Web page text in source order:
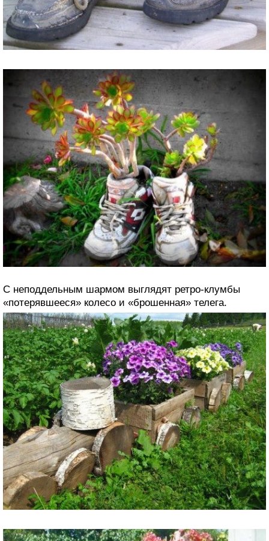
С неподдельным шармом выглядят ретро-клумбы
«потерявшееся» колесо и «брошенная» телега.